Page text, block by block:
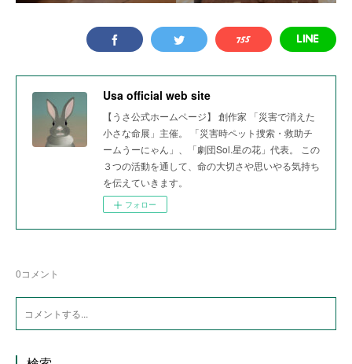
Usa official web site
【うさ公式ホームページ】 創作家 「災害で消えた
小さな命展」主催。 「災害時ペット捜索・救助チ
ームうーにゃん」、「劇団Sol.星の花」代表。 この
３つの活動を通して、命の大切さや思いやる気持ち
を伝えていきます。
フォロー
0コメント